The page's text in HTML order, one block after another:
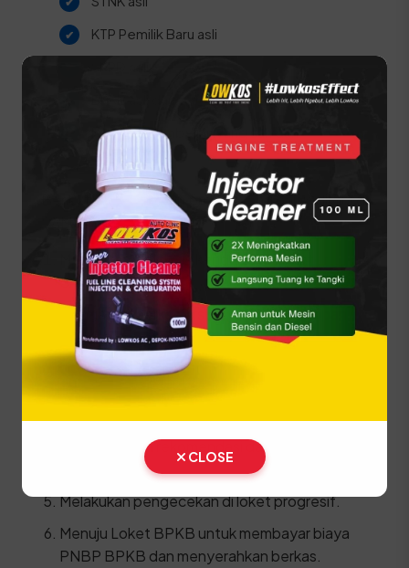
KTP Pemilik Baru asli
BPKB asli dan fotokopi
Kwitansi pembelian yang sah dan
bermaterai
Berikut adalah urutan proses yang harus dilalui di
SAMSAT:
Melakukan Cek Fisik kendaraan di kantor
SAMSAT.
Mengambil berkas Arsip di bagian kearsipan
SAMSAT.
Mengisi formulir pendaftaran balik nama
secara lengkap.
Menuju Loket Mutasi Dalam Kota untuk
mendapatkan rekomendasi dan membayar
Melakukan pengecekan di loket progresif.
Menuju Loket BPKB untuk membayar biaya
PNBP BPKB dan menyerahkan berkas.
CLOSE